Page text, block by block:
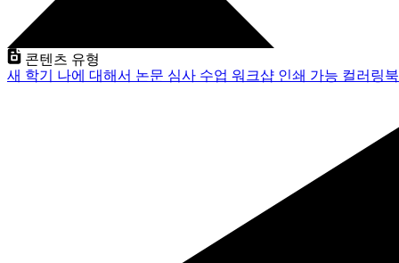
콘텐츠 유형
새 학기 나에 대해서 논문 심사 수업 워크샵 인쇄 가능 컬러링북